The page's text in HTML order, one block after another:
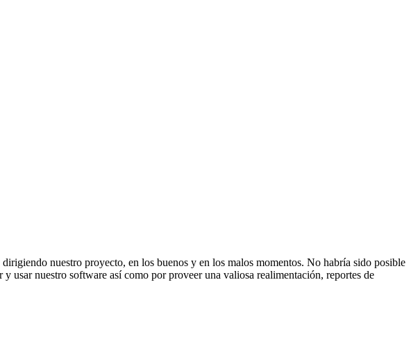
nuestro proyecto, en los buenos y en los malos momentos. No habría sido posible
usar nuestro software así como por proveer una valiosa realimentación, reportes de